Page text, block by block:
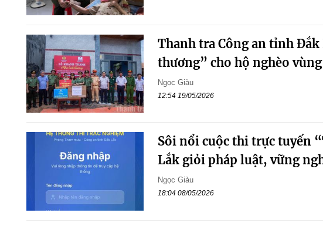
Thanh tra Công an tỉnh
thương” cho hộ nghèo
Ngọc Giàu
12:54 19/05/2026
Sôi nổi cuộc thi trực tuyến
Lắk giỏi pháp luật, vững
Ngọc Giàu
18:04 08/05/2026